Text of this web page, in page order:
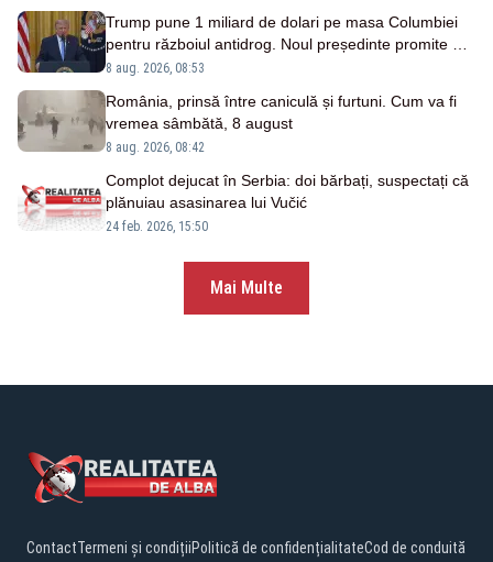
Trump pune 1 miliard de dolari pe masa Columbiei
pentru războiul antidrog. Noul președinte promite o
ofensivă
8 aug. 2026, 08:53
România, prinsă între caniculă și furtuni. Cum va fi
vremea sâmbătă, 8 august
8 aug. 2026, 08:42
Complot dejucat în Serbia: doi bărbați, suspectați că
plănuiau asasinarea lui Vučić
24 feb. 2026, 15:50
Mai Multe
ContactTermeni și condițiiPolitică de confidențialitateCod de conduită